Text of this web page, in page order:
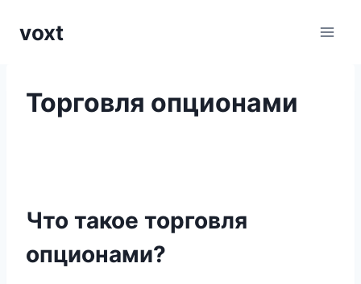
voxt
Торговля опционами
Что такое торговля
опционами?